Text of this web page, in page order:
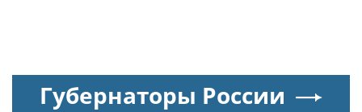
Губернаторы России